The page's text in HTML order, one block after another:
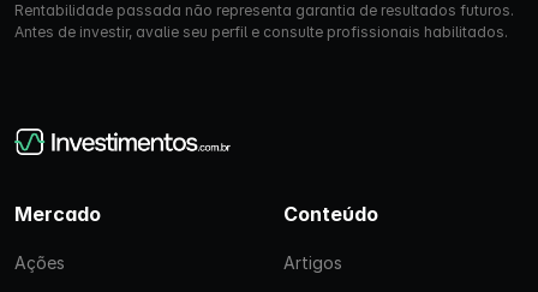
Rentabilidade passada não representa garantia de resultados futuros.
Antes de investir, avalie seu perfil e consulte profissionais habilitados.
Mercado
Ações
Conteúdo
Artigos